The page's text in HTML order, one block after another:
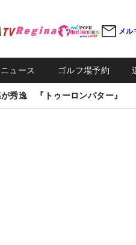
メル
ュース ゴルフ場予約
秀逸 『トゥーロンパター』